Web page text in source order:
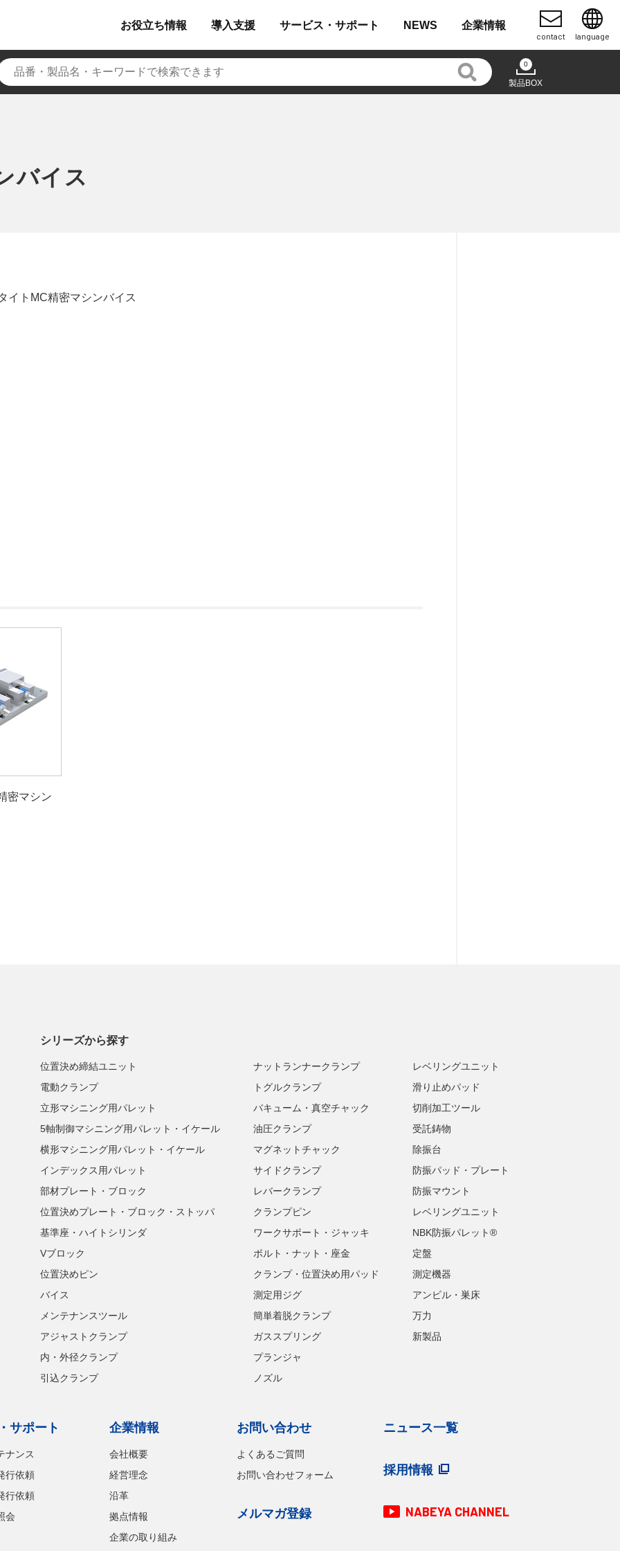
お役立ち情報 導入支援 サービス・ サポート NEWS 企業情報
contact language
0
製品BOX
バイス
イトMC精密マシンバイス
密マシン
シリーズから探す
位置決め締結ユニット
電動クランプ
立形マシニング用パレット
5軸制御マシニング用パレット・イケール
横形マシニング用パレット・イケール
インデックス用パレット
部材プレート・ブロック
位置決めプレート・ブロック・ストッパ
基準座・ハイトシリンダ
Vブロック
位置決めピン
バイス
メンテナンスツール
アジャストクランプ
内・外径クランプ
引込クランプ
ナットランナークランプ
トグルクランプ
バキューム・真空チャック
油圧クランプ
マグネットチャック
サイドクランプ
レバークランプ
クランプピン
ワークサポート・ジャッキ
ボルト・ナット・座金
クランプ・位置決め用パッド
測定用ジグ
簡単着脱クランプ
ガススプリング
プランジャ
ノズル
レベリングユニット
滑り止めパッド
切削加工ツール
受託鋳物
除振台
防振パッド・プレート
防振マウント
レベリングユニット
NBK防振パレット®
定盤
測定機器
アンビル・巣床
万力
新製品
サポート
ナンス
行依頼
行依頼
会
企業情報
会社概要
経営理念
沿革
拠点情報
企業の取り組み
お問い合わせ
よくあるご質問
お問い合わせフォーム
メルマガ登録
ニュース一覧
採用情報
NABEYA CHANNEL